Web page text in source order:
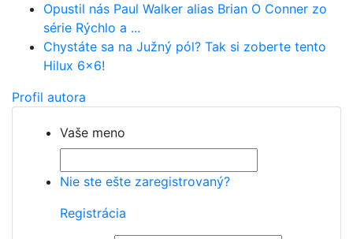
Opustil nás Paul Walker alias Brian O Conner zo
série Rýchlo a ...
Chystáte sa na Južný pól? Tak si zoberte tento
Hilux 6x6!
Profil autora
Vaše meno
Nie ste ešte zaregistrovaný?
Registrácia